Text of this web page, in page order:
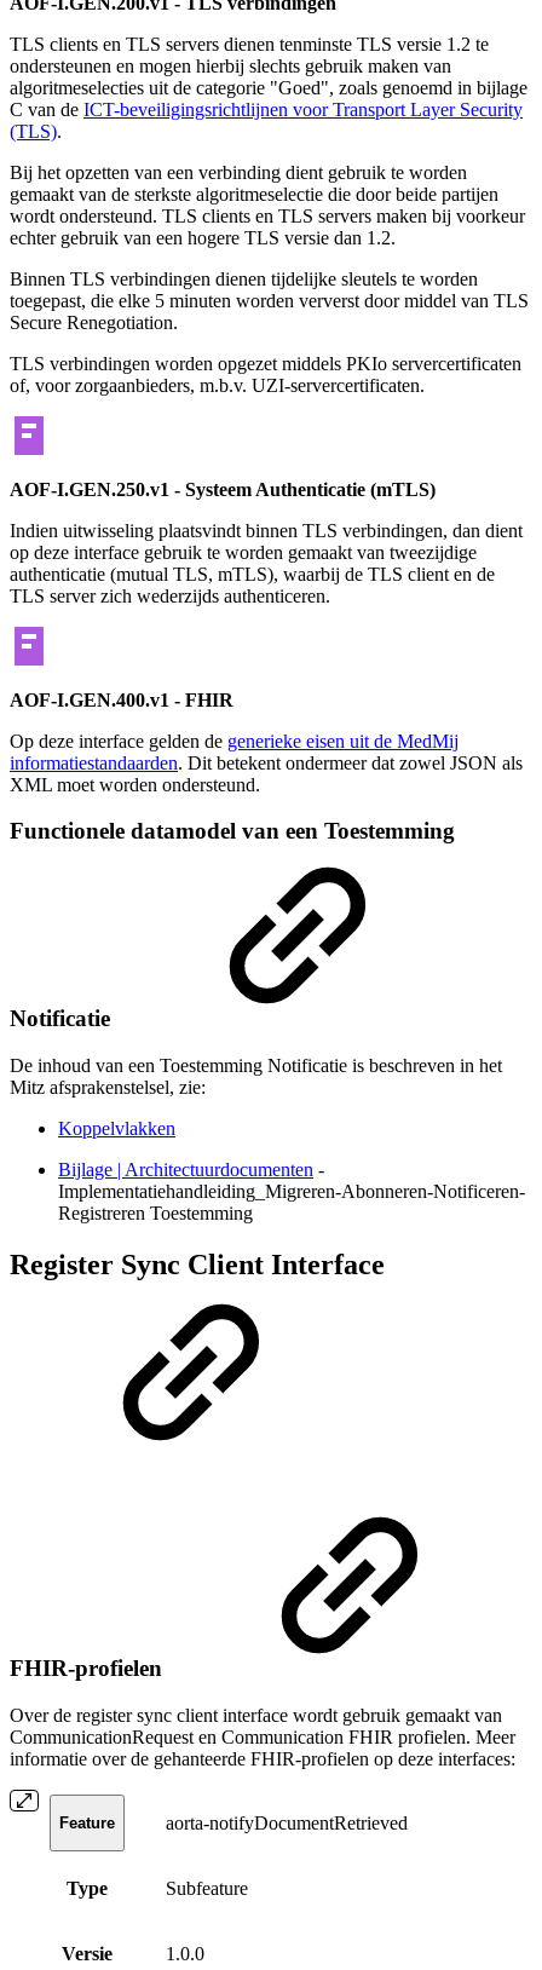
TLS clients en TLS servers dienen tenminste TLS versie 1.2 te
ondersteunen en mogen hierbij slechts gebruik maken van
algoritmeselecties uit de categorie "Goed", zoals genoemd in bijlage
C van de ICT-beveiligingsrichtlijnen voor Transport Layer Security
(TLS).
Bij het opzetten van een verbinding dient gebruik te worden
gemaakt van de sterkste algoritmeselectie die door beide partijen
wordt ondersteund. TLS clients en TLS servers maken bij voorkeur
echter gebruik van een hogere TLS versie dan 1.2.
Binnen TLS verbindingen dienen tijdelijke sleutels te worden
toegepast, die elke 5 minuten worden ververst door middel van TLS
Secure Renegotiation.
TLS verbindingen worden opgezet middels PKIo servercertificaten
of, voor zorgaanbieders, m.b.v. UZI-servercertificaten.
AOF-I.GEN.250.v1 - Systeem Authenticatie (mTLS)
Indien uitwisseling plaatsvindt binnen TLS verbindingen, dan dient
op deze interface gebruik te worden gemaakt van tweezijdige
authenticatie (mutual TLS, mTLS), waarbij de TLS client en de
TLS server zich wederzijds authenticeren.
AOF-I.GEN.400.v1 - FHIR
Op deze interface gelden de generieke eisen uit de MedMij
informatiestandaarden. Dit betekent ondermeer dat zowel JSON als
XML moet worden ondersteund.
Functionele datamodel van een Toestemming
Notificatie
De inhoud van een Toestemming Notificatie is beschreven in het
Mitz afsprakenstelsel, zie:
Koppelvlakken
Bijlage | Architectuurdocumenten -
Implementatiehandleiding_Migreren-Abonneren-Notificeren-
Registreren Toestemming
Register Sync Client Interface
FHIR-profielen
Over de register sync client interface wordt gebruik gemaakt van
CommunicationRequest en Communication FHIR profielen. Meer
informatie over de gehanteerde FHIR-profielen op deze interfaces:
Feature aorta-notifyDocumentRetrieved
Type Subfeature
Versie 1.0.0